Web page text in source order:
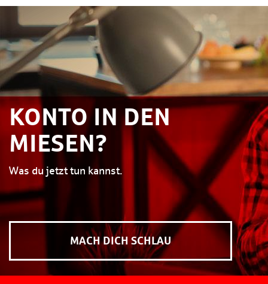
KONTO IN DEN
MIESEN?
Was du jetzt tun kannst.
MACH DICH SCHLAU